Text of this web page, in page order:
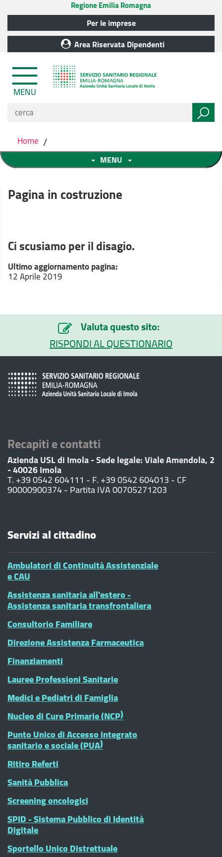
Regione Emilia Romagna
Per le imprese
Area Riservata Dipendenti
MENU
Home /
MENU
Pagina in costruzione
Ci scusiamo per il disagio.
Ultimo aggiornamento pagina:
12 Aprile 2019
Valuta questo sito:
RISPONDI AL QUESTIONARIO
Recapiti e contatti
Azienda USL di Imola - Sede legale: Viale Amendola, 2
- 40026 Imola
T. +39 0542 604111 - F. +39 0542 604013 - CF
90000900374 - Partita IVA 00705271203
Servizi al cittadino
Ambulatori di Continuità Assistenziale
e CAU
Assistenza sanitaria all'estero -
Assistenza sanitaria transfrontaliera
Consultorio Familiare
Direzione Assistenza Farmaceutica
Finanziamenti
Lauree Professioni Sanitarie
Medici e Pediatri di Famiglia
Nucleo di Cure Primarie (NCP)
Punto Unico di Accesso integrato
sanitario e sociale (PUA)
Ritiro Referti
Sanità Pubblica
Screening oncologici
SPID - Sistema Pubblico di Identità
Digitale
Sportello Unico Distrettuale